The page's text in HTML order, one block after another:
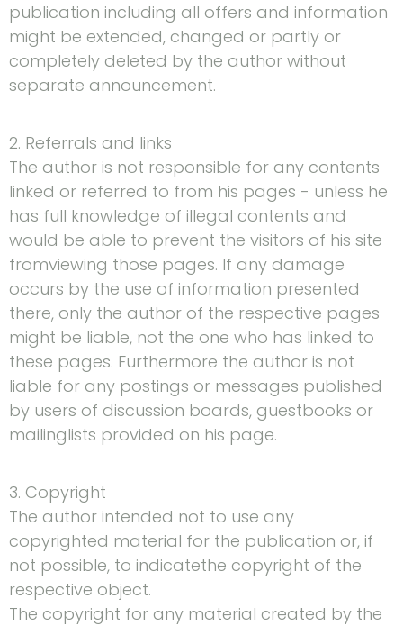
publication including all offers and information
might be extended, changed or partly or
completely deleted by the author without
separate announcement.
2. Referrals and links
The author is not responsible for any contents
linked or referred to from his pages - unless he
has full knowledge of illegal contents and
would be able to prevent the visitors of his site
fromviewing those pages. If any damage
occurs by the use of information presented
there, only the author of the respective pages
might be liable, not the one who has linked to
these pages. Furthermore the author is not
liable for any postings or messages published
by users of discussion boards, guestbooks or
mailinglists provided on his page.
3. Copyright
The author intended not to use any
copyrighted material for the publication or, if
not possible, to indicatethe copyright of the
respective object.
The copyright for any material created by the